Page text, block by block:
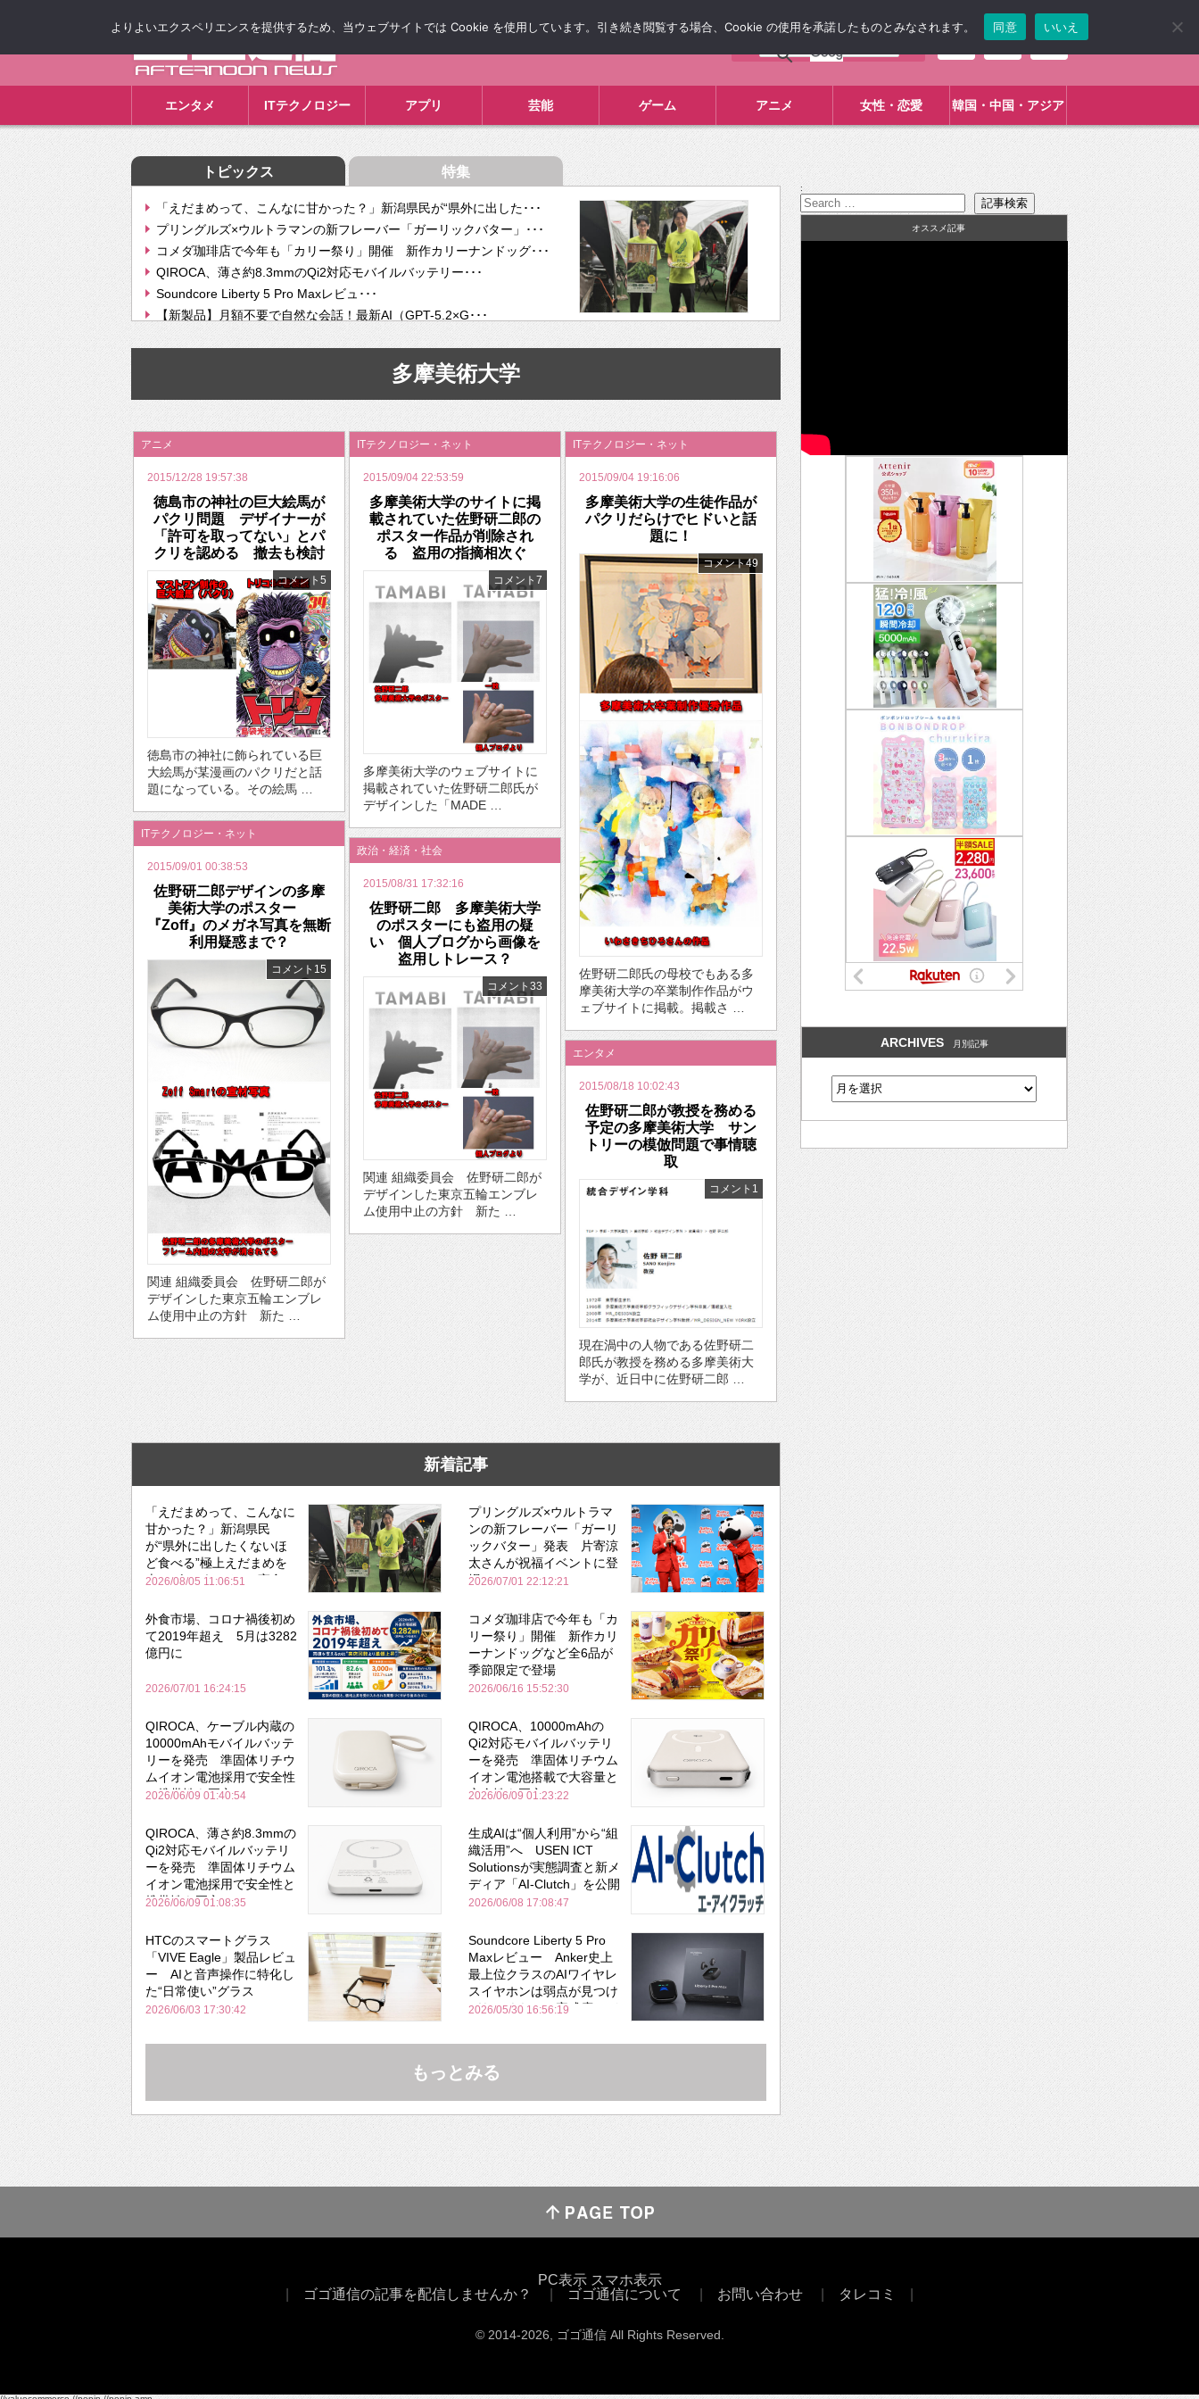
エンタメ ITテクノロジー アプリ 芸能 ゲーム アニメ 女性・恋愛 韓国・中国・アジア
トピックス 特集
「えだまめって、こんなに甘かった？」新潟県民が“県外に出した･･･
プリングルズ×ウルトラマンの新フレーバー「ガーリックバター」･･･
コメダ珈琲店で今年も「カリー祭り」開催 新作カリーナンドッグ･･･
QIROCA、薄さ約8.3mmのQi2対応モバイルバッテリー･･･
Soundcore Liberty 5 Pro Maxレビュ･･･
【新製品】月額不要で自然な会話！最新AI（GPT-5.2×G･･･
【次世代の没入感と生産性】VITURE Luma Ultra･･･
挫折率8割の壁をAIで突破。ジャストシステム、”自分が今話し･･･
2026年のバレンタインは「自分で作って、想いを渡す」 TE･･･
多摩美術大学
アニメ
2015/12/28 19:57:38
徳島市の神社の巨大絵馬が
パクリ問題 デザイナーが
「許可を取ってない」とパ
クリを認める 撤去も検討
コメント5
徳島市の神社に飾られている巨
大絵馬が某漫画のパクリだと話
題になっている。その絵馬 …
ITテクノロジー・ネット
2015/09/04 22:53:59
多摩美術大学のサイトに掲
載されていた佐野研二郎の
ポスター作品が削除され
る 盗用の指摘相次ぐ
コメント7
多摩美術大学のウェブサイトに
掲載されていた佐野研二郎氏が
デザインした「MADE …
ITテクノロジー・ネット
2015/09/04 19:16:06
多摩美術大学の生徒作品が
パクリだらけでヒドいと話
題に！
コメント49
佐野研二郎氏の母校でもある多
摩美術大学の卒業制作作品がウ
ェブサイトに掲載。掲載さ …
ITテクノロジー・ネット
2015/09/01 00:38:53
佐野研二郎デザインの多摩
美術大学のポスター
『Zoff』のメガネ写真を無断
利用疑惑まで？
コメント15
関連 組織委員会 佐野研二郎が
デザインした東京五輪エンブレ
ム使用中止の方針 新た …
政治・経済・社会
2015/08/31 17:32:16
佐野研二郎 多摩美術大学
のポスターにも盗用の疑
い 個人ブログから画像を
盗用しトレース？
コメント33
関連 組織委員会 佐野研二郎が
デザインした東京五輪エンブレ
ム使用中止の方針 新た …
エンタメ
2015/08/18 10:02:43
佐野研二郎が教授を務める
予定の多摩美術大学 サン
トリーの模倣問題で事情聴
取
コメント1
現在渦中の人物である佐野研二
郎氏が教授を務める多摩美術大
学が、近日中に佐野研二郎 …
新着記事
「えだまめって、こんなに
甘かった？」新潟県民
が“県外に出したくないほ
ど食べる”極上えだまめを
森のビアガーデンで実食
2026/08/05 11:06:51
プリングルズ×ウルトラマ
ンの新フレーバー「ガーリ
ックバター」発表 片寄涼
太さんが祝福イベントに登
場
2026/07/01 22:12:21
外食市場、コロナ禍後初め
て2019年超え 5月は3282
億円に
2026/07/01 16:24:15
コメダ珈琲店で今年も「カ
リー祭り」開催 新作カリ
ーナンドッグなど全6品が
季節限定で登場
2026/06/16 15:52:30
QIROCA、ケーブル内蔵の
10000mAhモバイルバッテ
リーを発売 準固体リチウ
ムイオン電池採用で安全性
と携帯性を両立
2026/06/09 01:40:54
QIROCA、10000mAhの
Qi2対応モバイルバッテリ
ーを発売 準固体リチウム
イオン電池搭載で大容量と
安全性を両立
2026/06/09 01:23:22
QIROCA、薄さ約8.3mmの
Qi2対応モバイルバッテリ
ーを発売 準固体リチウム
イオン電池採用で安全性と
携帯性を両立
2026/06/09 01:08:35
生成AIは“個人利用”から“組
織活用”へ USEN ICT
Solutionsが実態調査と新メ
ディア「AI-Clutch」を公開
2026/06/08 17:08:47
HTCのスマートグラス
「VIVE Eagle」製品レビュ
ー AIと音声操作に特化し
た“日常使い”グラス
2026/06/03 17:30:42
Soundcore Liberty 5 Pro
Maxレビュー Anker史上
最上位クラスのAIワイヤレ
スイヤホンは弱点が見つけ
づらいくらいの完成度にび
Bose並み
2026/05/30 16:56:19
もっとみる
:
オススメ記事
ARCHIVES 月別記事
PC表示 スマホ表示
ゴゴ通信の記事を配信しませんか？
ゴゴ通信について お問い合わせ タレコミ
© 2014-2026, ゴゴ通信 All Rights Reserved.
よりよいエクスペリエンスを提供するため、当ウェブサイトでは Cookie を使用しています。引き続き閲覧する場合、Cookie の使用を承諾したものとみなされます。 同意 いいえ